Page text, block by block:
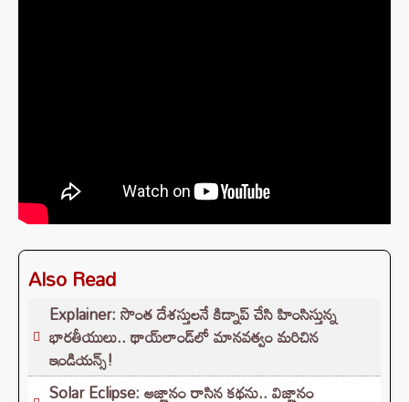
Also Read
Explainer: సొంత దేశస్తులనే కిడ్నాప్ చేసి హింసిస్తున్న
భారతీయులు.. థాయ్‌లాండ్‌లో మానవత్వం మరిచిన
ఇండియన్స్!
Solar Eclipse: అజ్ఞానం రాసిన కథను.. విజ్ఞానం